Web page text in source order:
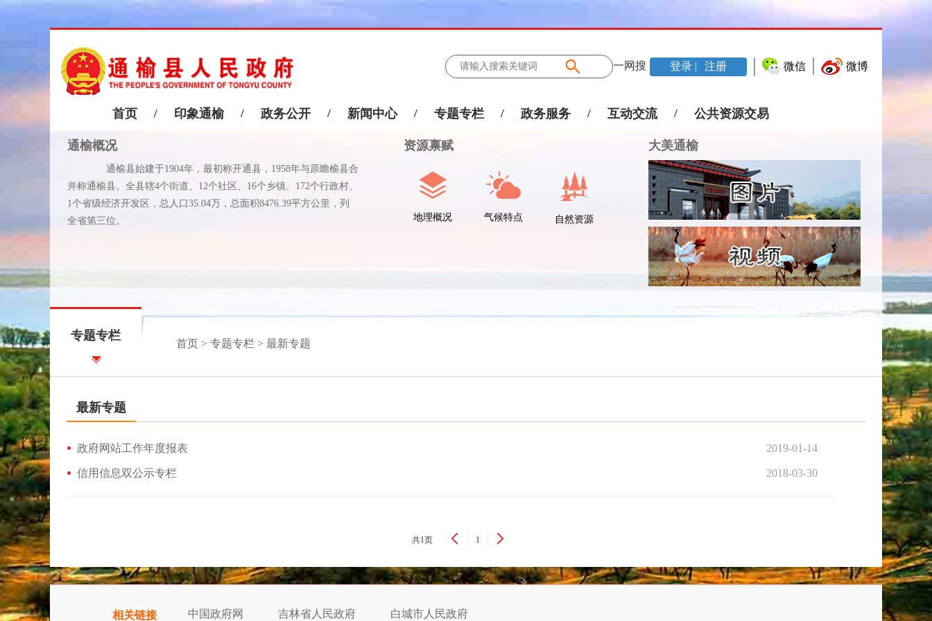
首页 / 印象通榆 / 政务公开 / 新闻中心 / 专题专栏 / 政务服务 / 互动交流 / 公共资源交易
一网搜 微博
微信
登录 | 注册
通榆概况
通榆县始建于1904年，最初称开通县，1958年与原瞻榆县合
并称通榆县。全县辖4个街道、12个社区、16个乡镇、172个行政村、
1个省级经济开发区，总人口35.04万，总面积8476.39平方公里，列
全省第三位。
资源禀赋
地理概况 气候特点 自然资源
大美通榆
专题专栏
首页 > 专题专栏 > 最新专题
最新专题
政府网站工作年度报表 2019-01-14
信用信息双公示专栏 2018-03-30
共1页 1
相关链接 中国政府网 吉林省人民政府 白城市人民政府